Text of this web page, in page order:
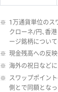
※ 1万通貨単位のス
クローネ/円、香
ージ銘柄について
※ 現金残高への反映
※ 海外の祝日など
※ スワップポイン
側とで同額となっ